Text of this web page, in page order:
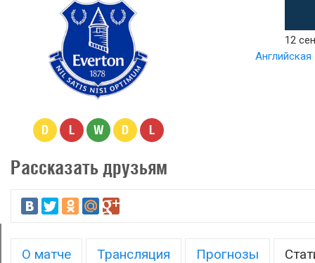
D L W D L
12
Рассказать друзьям
О матче Трансляция Прогнозы